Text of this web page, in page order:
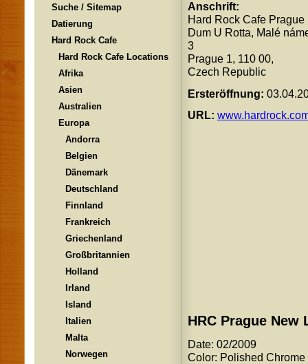
Suche / Sitemap
Datierung
Hard Rock Cafe
Hard Rock Cafe Locations
Afrika
Asien
Australien
Europa
Andorra
Belgien
Dänemark
Deutschland
Finnland
Frankreich
Griechenland
Großbritannien
Holland
Irland
Island
Italien
Malta
Norwegen
Anschrift:
Hard Rock Cafe Prague
Dum U Rotta, Malé
3
Prague 1, 110 00,
Czech Republic
Ersteröffnung:
URL:
HRC Prague New
Date: 02/2009
Color: Polished Chrome